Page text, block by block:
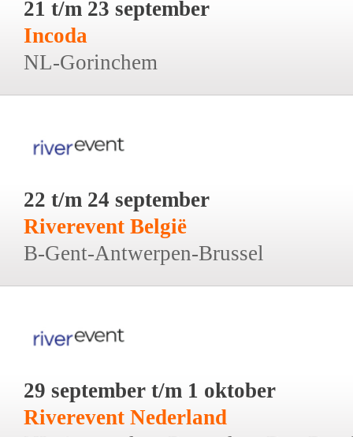
21 t/m 23 september
Incoda
NL-Gorinchem
22 t/m 24 september
Riverevent België
B-Gent-Antwerpen-Brussel
29 september t/m 1 oktober
Riverevent Nederland